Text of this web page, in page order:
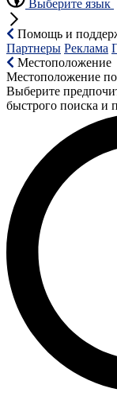
Выберите язык
Помощь и
Партнеры Реклама
Местоположение
Местоположение
Выберите
быстрого поиска и